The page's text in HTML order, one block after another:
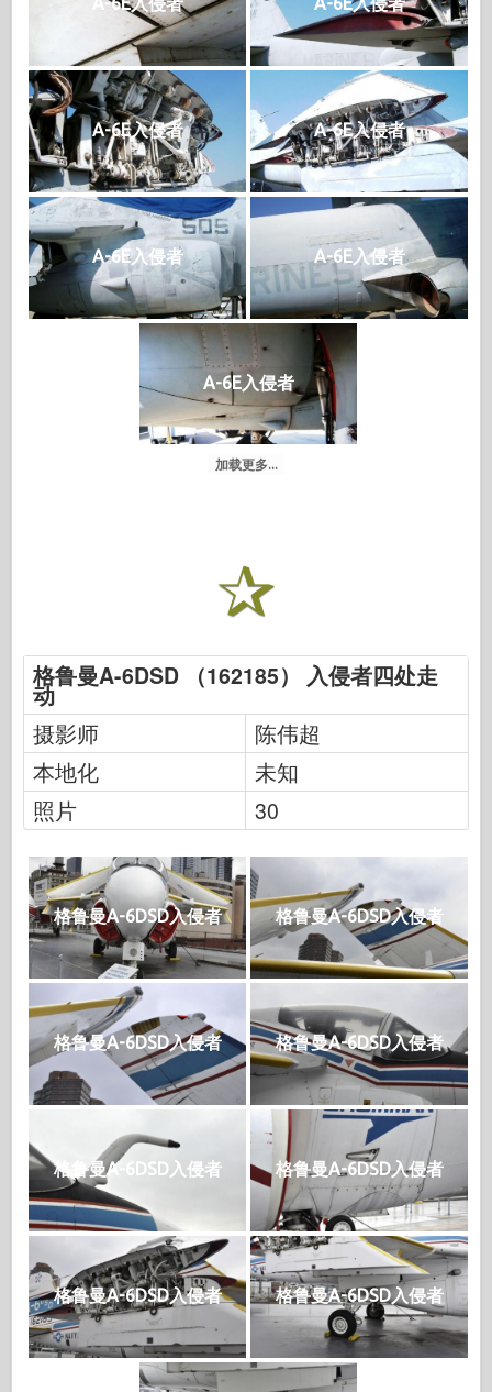
A-6E入侵者 A-6E入侵者
A-6E入侵者 A-6E入侵者
A-6E入侵者
加载更多...
格鲁曼A-6DSD （162185） 入侵者四处走
动
摄影师
陈伟超
本地化
未知
照片
30
格鲁曼A-6DSD入侵者 格鲁曼A-6DSD入侵者
格鲁曼A-6DSD入侵者 格鲁曼A-6DSD入侵者
格鲁曼A-6DSD入侵者 格鲁曼A-6DSD入侵者
格鲁曼A-6DSD入侵者 格鲁曼A-6DSD入侵者